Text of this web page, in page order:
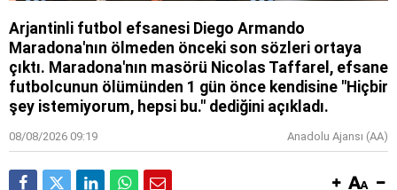
Arjantinli futbol efsanesi Diego Armando
Maradona'nın ölmeden önceki son sözleri ortaya
çıktı. Maradona'nın masörü Nicolas Taffarel, efsane
futbolcunun ölümünden 1 gün önce kendisine "Hiçbir
şey istemiyorum, hepsi bu." dediğini açıkladı.
08/08/2026 09:19 Anadolu Ajansı (AA)